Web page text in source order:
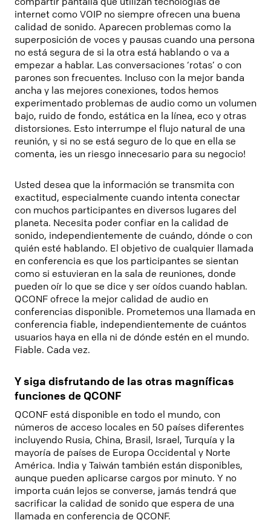
internet como VOIP no siempre ofrecen una buena
calidad de sonido. Aparecen problemas como la
superposición de voces y pausas cuando una persona
no está segura de si la otra está hablando o va a
empezar a hablar. Las conversaciones ‘rotas’ o con
parones son frecuentes. Incluso con la mejor banda
ancha y las mejores conexiones, todos hemos
experimentado problemas de audio como un volumen
bajo, ruido de fondo, estática en la línea, eco y otras
distorsiones. Esto interrumpe el flujo natural de una
reunión, y si no se está seguro de lo que en ella se
comenta, ¡es un riesgo innecesario para su negocio!
Usted desea que la información se transmita con
exactitud, especialmente cuando intenta conectar
con muchos participantes en diversos lugares del
planeta. Necesita poder confiar en la calidad de
sonido, independientemente de cuándo, dónde o con
quién esté hablando. El objetivo de cualquier llamada
en conferencia es que los participantes se sientan
como si estuvieran en la sala de reuniones, donde
pueden oír lo que se dice y ser oídos cuando hablan.
QCONF ofrece la mejor calidad de audio en
conferencias disponible. Prometemos una llamada en
conferencia fiable, independientemente de cuántos
usuarios haya en ella ni de dónde estén en el mundo.
Fiable. Cada vez.
Y siga disfrutando de las otras magníficas
funciones de QCONF
QCONF está disponible en todo el mundo, con
números de acceso locales en 50 países diferentes
incluyendo Rusia, China, Brasil, Israel, Turquía y la
mayoría de países de Europa Occidental y Norte
América. India y Taiwán también están disponibles,
aunque pueden aplicarse cargos por minuto. Y no
importa cuán lejos se converse, jamás tendrá que
sacrificar la calidad de sonido que espera de una
llamada en conferencia de QCONF.